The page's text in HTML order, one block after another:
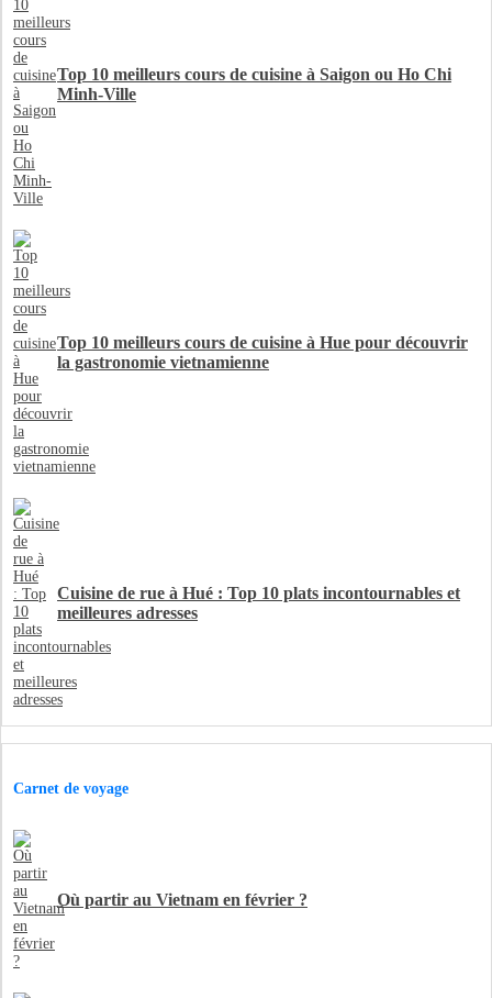
Top 10 meilleurs cours de cuisine à Saigon ou Ho Chi
Minh-Ville
Top 10 meilleurs cours de cuisine à Hue pour découvrir
la gastronomie vietnamienne
Cuisine de rue à Hué : Top 10 plats incontournables et
meilleures adresses
Carnet de voyage
Où partir au Vietnam en février ?